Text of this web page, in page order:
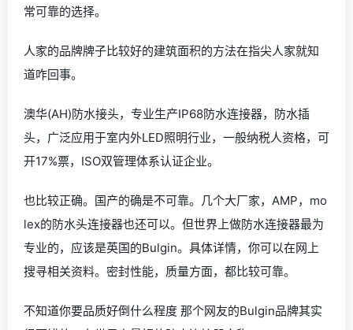
常可靠的选择。
人家的品牌牌子比较好的建筑面积的方法在指尖人家就知
道咋回事。
澳华(AH)防水接头，专业生产IP68防水连接器，防水插
头，广泛应用于室内外LED照明行业，一般纳税人资格，可
开17%票，ISO双管理体系认证企业。
也比较正确。国产的确是不可靠。几个大厂家，AMP，mo
lex的防水头连接器也还可以。但世界上做防水连接器最为
专业的，应该是英国的Bulgin。具体详情，你可以在网上
搜寻相关资料。密封性能，质量方面，都比较可靠。
不知道你要品质好倒什么程度 那个网友的Bulgin品牌其实